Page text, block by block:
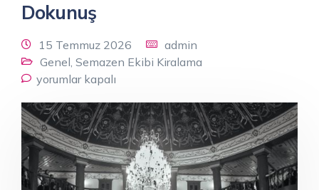
Dokunuş
15 Temmuz 2026
admin
Genel, Semazen Ekibi Kiralama
yorumlar kapalı